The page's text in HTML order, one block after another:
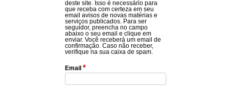
deste site. Isso é necessário para
que receba com certeza em seu
email avisos de novas matérias e
serviços publicados. Para ser
seguidor, preencha no campo
abaixo o seu email e clique em
enviar. Você receberá um email de
confirmação. Caso não receber,
verifique na sua caixa de spam.
Email *